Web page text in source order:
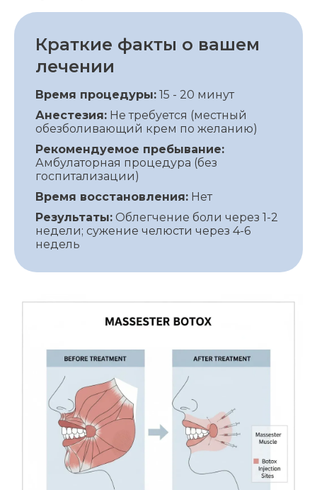
Краткие факты о вашем
лечении
Время процедуры: 15 - 20 минут
Анестезия: Не требуется (местный
обезболивающий крем по желанию)
Рекомендуемое пребывание:
Амбулаторная процедура (без
госпитализации)
Время восстановления: Нет
Результаты: Облегчение боли через 1-2
недели; сужение челюсти через 4-6
недель